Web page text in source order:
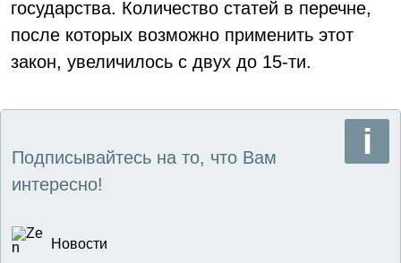
государства. Количество статей в перечне,
после которых возможно применить этот
закон, увеличилось с двух до 15-ти.
Подписывайтесь на то, что Вам
интересно!
Новости